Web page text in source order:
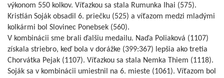
výkonom 550 kolkov. Víťazkou sa stala Rumunka Ihai (575).
Kristián Soják obsadil 6. priečku (525) a víťazom medzi mladými
kolkármi bol Slovinec Ponebsek (560).
V kombinácii sme brali ďalšiu medailu. Naďa Poliaková (1107)
získala striebro, keď bola v dorážke (399:367) lepšia ako tretia
Chorvátka Pejak (1107). Víťazkou sa stala Nemka Thiem (1118).
Soják sa v kombinácii umiestnil na 6. mieste (1061). Víťazom bol